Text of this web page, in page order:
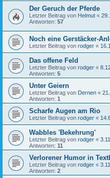
Der Geruch der Pferde
Letzter Beitrag von Helmut «
Antworten: 57
Noch eine Gerstäcker-
Letzter Beitrag von rodger «
Das offene Feld
Letzter Beitrag von rodger «
Antworten: 5
Unter Geiern
Letzter Beitrag von Dernen «
Antworten: 1
Scharfe Augen am Rio
Letzter Beitrag von rodger «
Wabbles 'Bekehrung'
Letzter Beitrag von rodger «
Antworten: 11
Verlorener Humor in
Letzter Beitrag von rodger «
Antworten: 2